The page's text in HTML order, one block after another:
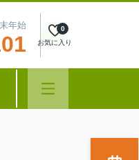
年始
お気に入り
0